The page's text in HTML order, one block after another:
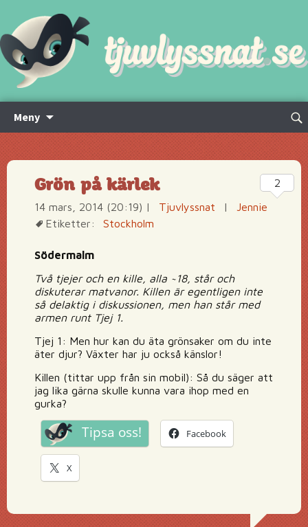
Meny
innehåll
Sök
Grön på kärlek
14 mars, 2014 (20:19) | Tjuvlyssnat |
Jennie
Etiketter:
Stockholm
Södermalm
Två tjejer och en kille, alla ~18, står och
diskuterar matvanor. Killen är egentligen inte
så delaktig i diskussionen, men han står med
armen runt Tjej 1.
Tjej 1: Men hur kan du äta grönsaker om du inte
äter djur? Växter har ju också känslor!
Killen (tittar upp från sin mobil): Så du säger att
jag lika gärna skulle kunna vara ihop med en
gurka?
Tipsa oss! Facebook
X
2